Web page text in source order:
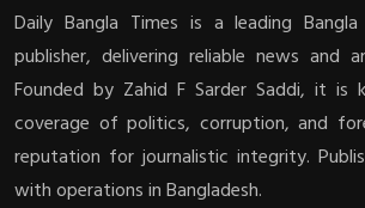
Daily Bangla Times is a leading
publisher, delivering reliable news and
Founded by Zahid F Sarder Saddi, it
coverage of politics, corruption, and
reputation for journalistic integrity.
with operations in Bangladesh.